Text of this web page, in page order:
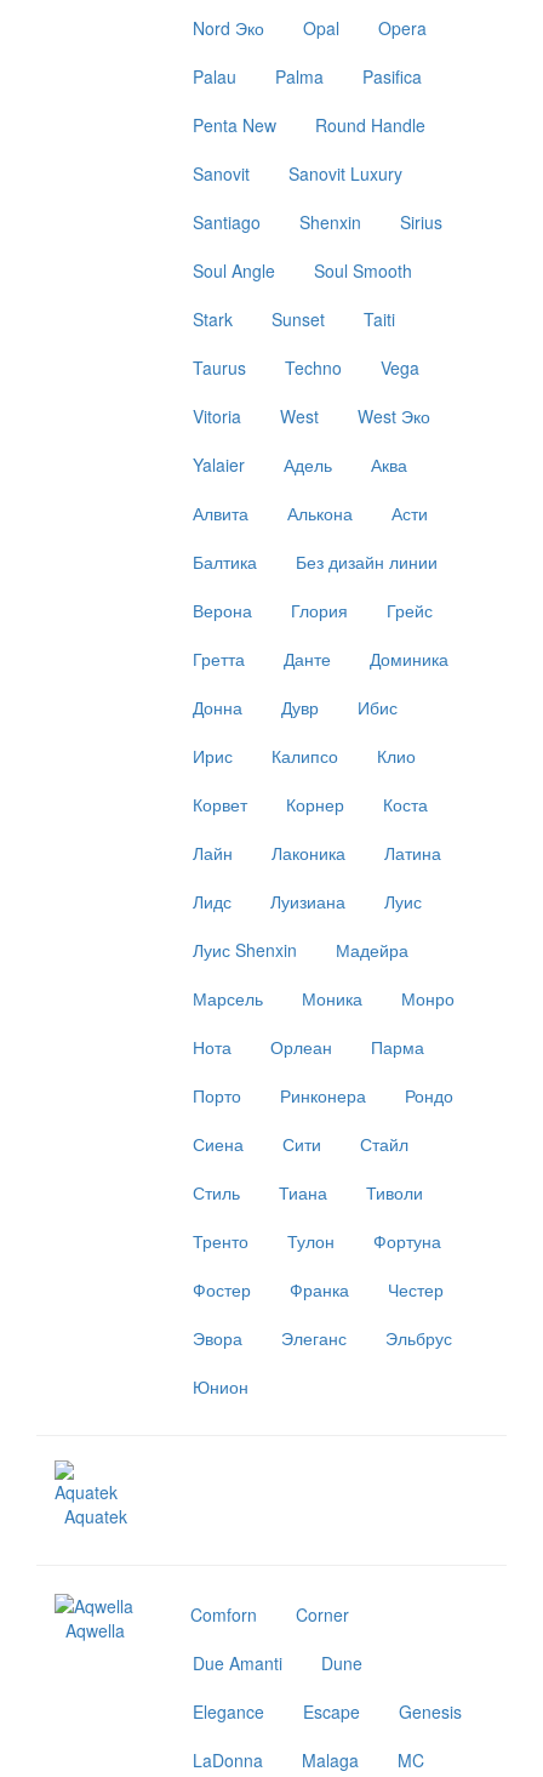
Nord Эко Opal
Opera
Palau
Palma
Pasifica
Penta New
Round Handle
Sanovit
Sanovit Luxury
Santiago
Shenxin
Sirius
Soul Angle
Soul Smooth
Stark
Sunset
Taiti
Taurus
Techno
Vega
Vitoria
West
West Эко
Yalaier
Адель
Аква
Алвита
Алькона
Асти
Балтика
Без дизайн линии
Верона
Глория
Грейс
Гретта
Данте
Доминика
Донна
Дувр
Ибис
Ирис
Калипсо
Клио
Корвет
Корнер
Коста
Лайн
Лаконика
Латина
Лидс
Луизиана
Луис
Луис Shenxin
Мадейра
Марсель
Моника
Монро
Нота
Орлеан
Парма
Порто
Ринконера
Рондо
Сиена
Сити
Стайл
Стиль
Тиана
Тиволи
Тренто
Тулон
Фортуна
Фостер
Франка
Честер
Эвора
Элеганс
Эльбрус
Юнион
Aquatek
Aqwella
Comforn
Corner
Due Amanti
Dune
Elegance
Escape
Genesis
LaDonna
Malaga
MC